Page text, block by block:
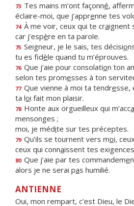
73 Tes mains m’ont façonné,
éclaire-moi, que j’apprenne tes
74 À me voir, ceux qui te craignent
car j’espère en ta parole.
75 Seigneur, je le sais, tes décisio
tu es fidèle quand tu m’éprouves.
76 Que j’aie pour consolation ton
selon tes promesses à ton
77 Que vienne à moi ta tendresse,
ta loi fait mon plaisir.
78 Honte aux orgueilleux qui m’acca
mensonges ;
moi, je médite sur tes préceptes.
79 Qu’ils se tournent vers moi,
ceux qui connaissent tes
80 Que j’aie par tes commandeme
alors je ne serai pas humilié.
ANTIENNE
Oui, mon rempart, c’est Dieu, le